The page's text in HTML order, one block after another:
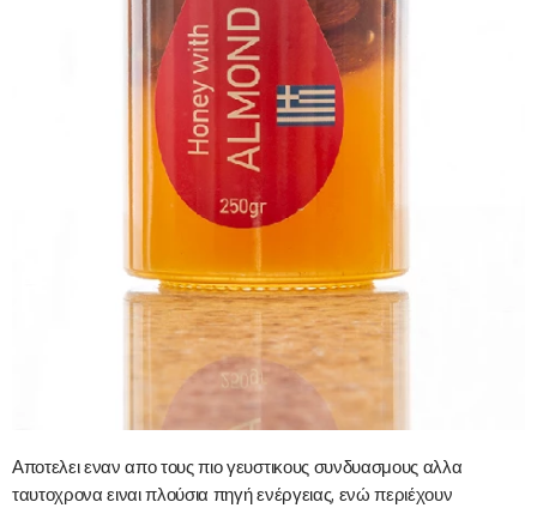
Αποτελει εναν απο τους πιο γευστικους συνδυασμους αλλα
ταυτοχρονα ειναι πλούσια πηγή ενέργειας, ενώ περιέχουν